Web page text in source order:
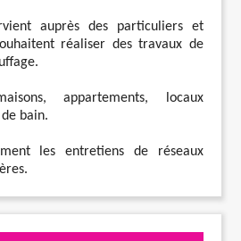
auprès des particuliers et
réaliser des travaux de
appartements, locaux
bain.
les entretiens de réseaux